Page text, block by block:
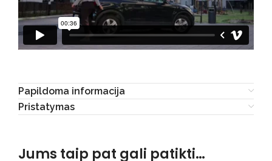
Papildoma informacija
Pristatymas
Jums taip pat gali patikti…